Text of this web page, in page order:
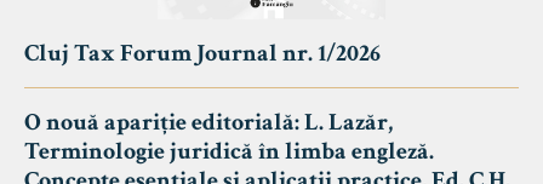
Cluj Tax Forum Journal nr. 1/2026
O nouă apariție editorială: L. Lazăr,
Terminologie juridică în limba engleză.